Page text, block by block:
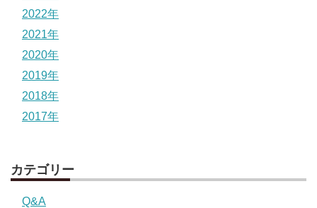
2022年
2021年
2020年
2019年
2018年
2017年
カテゴリー
Q&A